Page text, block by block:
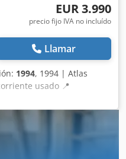
EUR 3.990
precio fijo IVA no incluído
Llamar
1994, 1994 | Atlas
usado 📍
en su destino –
para estimar los
ahora por 4.000 EUR o
disponible por una
👷‍♂️ Inspeccionado